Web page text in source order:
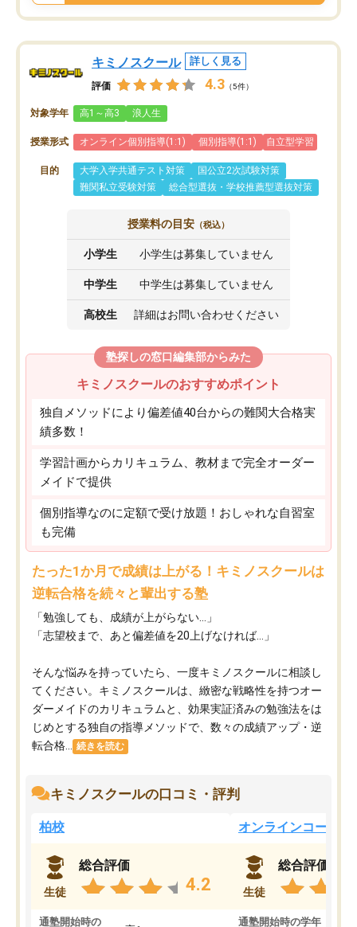
キミノスクール 詳しく見る
評価 4.3 （5件）
対象学年 高1～高3 浪人生
授業形式 オンライン個別指導(1:1) 個別指導(1:1) 自立型学習
目的 大学入学共通テスト対策
国公立2次試験対策
難関私立受験対策
総合型選抜・学校推薦型選抜対策
授業料の目安 （税込）
小学生 小学生は募集していません
中学生 中学生は募集していません
高校生 詳細はお問い合わせください
塾探しの窓口編集部からみた
キミノスクールのおすすめポイント
独自メソッドにより偏差値40台からの難関大合格実
績多数！
学習計画からカリキュラム、教材まで完全オーダー
メイドで提供
個別指導なのに定額で受け放題！おしゃれな自習室
も完備
たった1か月で成績は上がる！キミノスクールは
逆転合格を続々と輩出する塾
「勉強しても、成績が上がらない…」
「志望校まで、あと偏差値を20上げなければ…」
そんな悩みを持っていたら、一度キミノスクールに相談し
てください。キミノスクールは、緻密な戦略性を持つオー
ダーメイドのカリキュラムと、効果実証済みの勉強法をは
じめとする独自の指導メソッドで、数々の成績アップ・逆
転合格...
続きを読む
キミノスクールの口コミ・評判
柏校
生徒
総合評価
4.2
通塾開始時の
オンラインコース
生徒
総合評価
通塾開始時の学年